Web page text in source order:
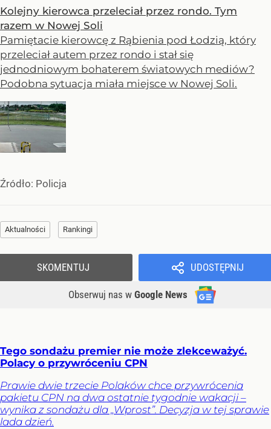
Kolejny kierowca przeleciał przez rondo. Tym
razem w Nowej Soli
Pamiętacie kierowcę z Rąbienia pod Łodzią, który
przeleciał autem przez rondo i stał się
jednodniowym bohaterem światowych mediów?
Podobna sytuacja miała miejsce w Nowej Soli.
Źródło: Policja
Aktualności Rankingi
UDOSTĘPNIJ
Obserwuj nas w Google News
SKOMENTUJ
Tego sondażu premier nie może zlekceważyć.
Polacy o przywróceniu CPN
Prawie dwie trzecie Polaków chce przywrócenia
pakietu CPN na dwa ostatnie tygodnie wakacji –
wynika z sondażu dla „Wprost”. Decyzja w tej sprawie
lada dzień.